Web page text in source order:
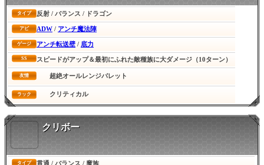
タイプ 反射 / バランス / ドラゴン
アビ ADW / アンチ魔法陣
ゲージ アンチ転送壁 / 底力
SS スピードがアップ＆最初にふれた敵種族に大ダメージ（10ターン）
友情 超絶オールレンジバレット
ラック クリティカル
クリボー
タイプ 貫通 / バランス / 魔族